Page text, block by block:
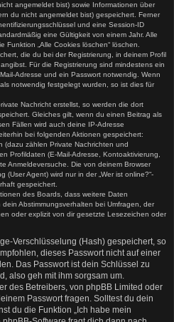
angemeldet bist) sowie Informationen über
du nicht angemeldet bist) gespeichert. Ferner
und eine Session-ID
eine Gültigkeit von einem Jahr. Alle
Funktion „Alle Cookies löschen“ löschen.
die du bei der Registrierung, in deinem Profil
Für die Registrierung sind mindestens ein
Adresse und ein Passwort notwendig. Wenn
notwendig festgelegt wurden, so ist dies für
Nachricht erstellst, so werden die dort
Gleiches gilt, wenn du einen Beitrag als
Fällen wird auch deine IP-Adresse
bei folgenden Aktionen gespeichert:
zählen Private Nachrichten und
Profildaten (E-Mail-Adresse, Kontoaktivierung,
Anmeldeversuche. Die von deinem Browser
(User Agent) wird nur in der „Wer ist online?“-
gespeichert.
des Boards, dass weitere Daten
Abstimmungsverhalten bei Umfragen, der
oder explizit von dir gesetzte Lesezeichen oder
Verschlüsselung (Hash) gespeichert, so
dieses Passwort nicht auf einer
Das Passwort ist dein Schlüssel zu
also geh mit ihm sorgsam um.
des Betreibers, von phpBB Limited oder
Passwort fragen. Solltest du dein
du die Funktion „Ich habe mein